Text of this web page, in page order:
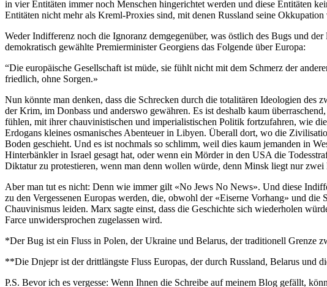
in vier Entitäten immer noch Menschen hingerichtet werden und diese Entitäten
Entitäten nicht mehr als Kreml-Proxies sind, mit denen Russland seine
Weder Indifferenz noch die Ignoranz demgegenüber, was östlich des Bugs und
demokratisch gewählte Premierminister Georgiens das Folgende über Europa:
“Die europäische Gesellschaft ist müde, sie fühlt nicht mit dem Schmerz der
friedlich, ohne Sorgen.»
Nun könnte man denken, dass die Schrecken durch die totalitären Ideologien des
der Krim, im Donbass und anderswo gewähren. Es ist deshalb kaum
fühlen, mit ihrer chauvinistischen und imperialistischen Politik fortzufahren, wie
Erdogans kleines osmanisches Abenteuer in Libyen. Überall dort, wo die
Boden geschieht. Und es ist nochmals so schlimm, weil dies kaum jemanden in
Hinterbänkler in Israel gesagt hat, oder wenn ein Mörder in den USA die
Diktatur zu protestieren, wenn man denn wollen würde, denn Minsk liegt nur
Aber man tut es nicht: Denn wie immer gilt «No Jews No News». Und diese
zu den Vergessenen Europas werden, die, obwohl der «Eiserne Vorhang» und
Chauvinismus leiden. Marx sagte einst, dass die Geschichte sich wiederholen
Farce unwidersprochen zugelassen wird.
*Der Bug ist ein Fluss in Polen, der Ukraine und Belarus, der traditionell Grenze
**Die Dnjepr ist der drittlängste Fluss Europas, der durch Russland, Belarus und
P.S. Bevor ich es vergesse: Wenn Ihnen die Schreibe auf meinem Blog gefällt,